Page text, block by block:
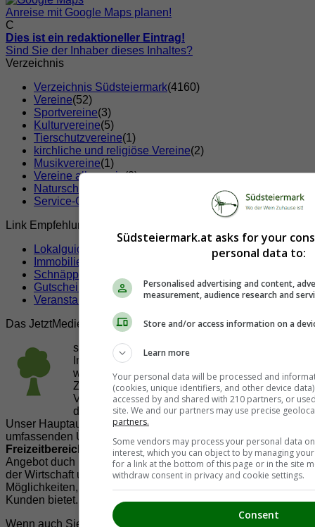
Anreise mit Google Maps planen!
C
Dies ist ein redaktioneller Eintrag!
Sind Sie der Inhaber dieses Inhaltes?
Verzeichnis
Verzeichnis Südsteiermark(4160)
Vereine(52)
Sportvereine(3)
Kulturvereine(5)
Tierschutzvereine(1)
kirchliche und religiöse Vereine(2)
Musikvereine(1)
Vereine allgemein(2)
Naturschutz und Tierschutz Vereine
(1)
Service-Clubs
Link Empfehlungen
Lokalguide
Immobilien
Schnäppchen
Gutscheine & Rabatte
Veranstaltungen
Das JetztMedien.com Medien Netzwerk
suedsteiermark.at ist eine von vielen
Internetadressen der
welche es sich zur Aufgabe gemacht hat, in
Zusammenarbeit mit regionalen Firmen,
Vereinen und Institutionen dieVielfälltigkeit
der Region Südsteiermark zu präsentieren.
Unser Hauptaugenmerk liegt dabei, der Bevölkerung einen
umfassenden Überblick der Möglichkeiten im
Freizeitbereich
zu vermittelt. Abgerundet wird dieses
Angebot duch Informationen zur regionalenGastronomie,
der Wirtschaft und der Präsentation der zahlreichen
Möglichkeiten, welche dieregionale Wirtschaftihren
Kunden bietet.
Wenn auch Sie Ihre Informationen auf suedsteiermark.at
Südsteiermark.at asks for your
personal data to:
Personalised advertising and content,
measurement, audience research and
Store and/or access information on a
Learn more
Your personal data will be processed and
(cookies, unique identifiers, and other device
accessed by and shared with 210 partners, or
site. We and our partners may use precise
partners.
Some vendors may process your personal data
interest, which you can object to by managing
for a link at the bottom of this page or in the site
withdraw consent in privacy and cookie settings.
Consent